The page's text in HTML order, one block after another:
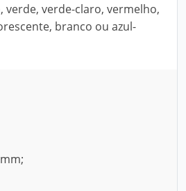
verde, verde-claro, vermelho,
branco ou azul-